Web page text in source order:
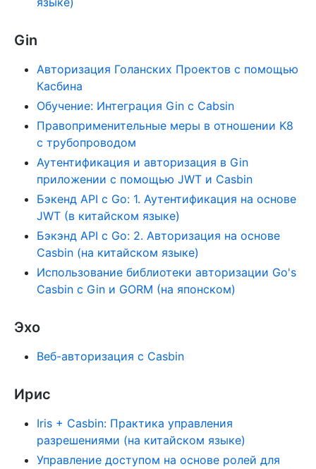
Gin
Авторизация Голанских Проектов с помощью
Касбина
Обучение: Интеграция Gin с Cabsin
Правоприменительные меры в отношении K8
с трубопроводом
Аутентификация и авторизация в Gin
приложении с помощью JWT и Casbin
Бэкенд API с Go: 1. Аутентификация на основе
JWT (в китайском языке)
Бэкэнд API с Go: 2. Авторизация на основе
Casbin (на китайском языке)
Использование библиотеки авторизации Go's
Casbin с Gin и GORM (на японском)
Эхо
Веб-авторизация с Casbin
Ирис
Iris + Casbin: Практика управления
разрешениями (на китайском языке)
Управление доступом на основе ролей для